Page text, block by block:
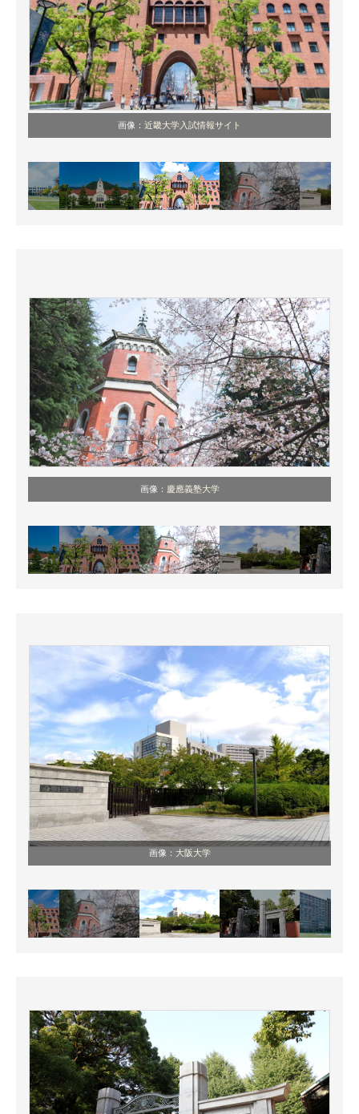
画像： 近畿大学入試情報サイト
画像： 慶應義塾大学
画像： 大阪大学